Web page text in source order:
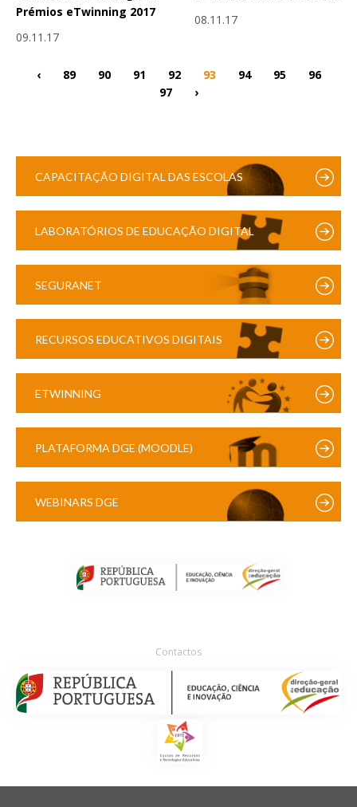
Prémios eTwinning 2017
09.11.17
08.11.17
‹ 89 90 91 92 93 94 95
96
97
›
CAPACITAÇÃO DIGITAL DAS ESCOLAS
LABORATÓRIOS DE EDUCAÇÃO DIGITAL
SEGURANET
RECURSOS EDUCATIVOS DIGITAIS
ETWINNING
PLATAFORMA DGE (MOODLE)
WEBINARS DGE
Contactos